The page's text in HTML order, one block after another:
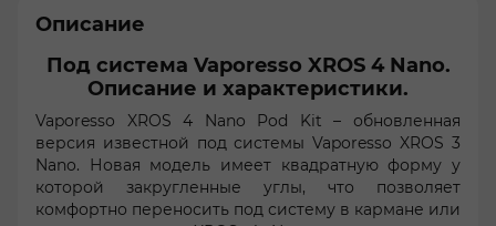
Описание
Под система Vaporesso XROS 4 Nano.
Описание и характеристики.
Vaporesso XROS 4 Nano Pod Kit – обновленная
версия известной под системы Vaporesso XROS 3
Nano. Новая модель имеет квадратную форму у
которой закругленные углы, что позволяет
комфортно переносить под систему в кармане или